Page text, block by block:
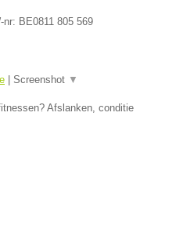
nr: BE0811 805 569
Screenshot ▼
Afslanken, conditie